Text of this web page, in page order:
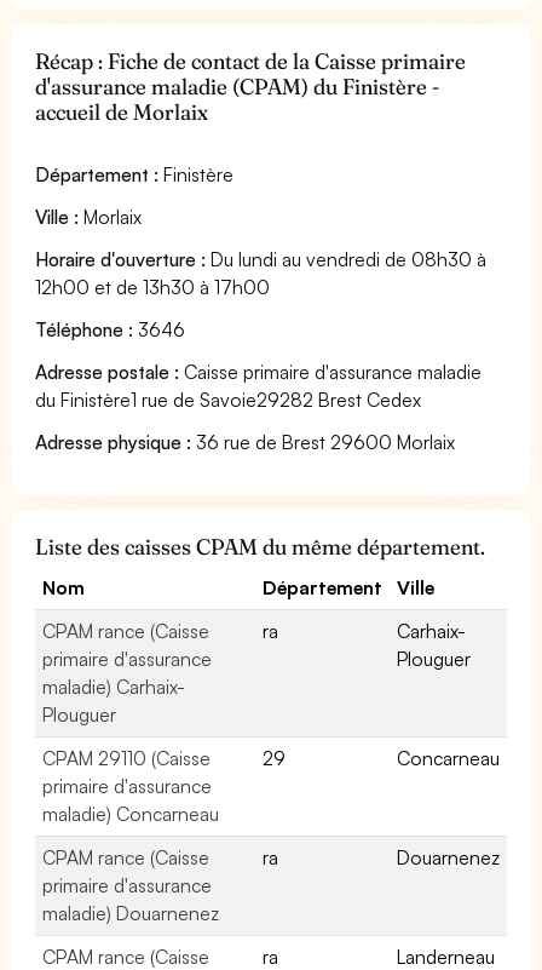
Récap : Fiche de contact de la Caisse primaire
d'assurance maladie (CPAM) du Finistère -
accueil de Morlaix
Département : Finistère
Ville : Morlaix
Horaire d'ouverture : Du lundi au vendredi de 08h30 à
12h00 et de 13h30 à 17h00
Téléphone : 3646
Adresse postale : Caisse primaire d'assurance maladie
du Finistère1 rue de Savoie29282 Brest Cedex
Adresse physique : 36 rue de Brest 29600 Morlaix
Liste des caisses CPAM du même département.
Nom Département
Ville
CPAM rance (Caisse
primaire d'assurance
maladie) Carhaix-
Plouguer
ra
Carhaix-
Plouguer
CPAM 29110 (Caisse
primaire d'assurance
maladie) Concarneau
29 Concarneau
CPAM rance (Caisse
primaire d'assurance
maladie) Douarnenez
ra Douarnenez
CPAM rance (Caisse
ra Landerneau